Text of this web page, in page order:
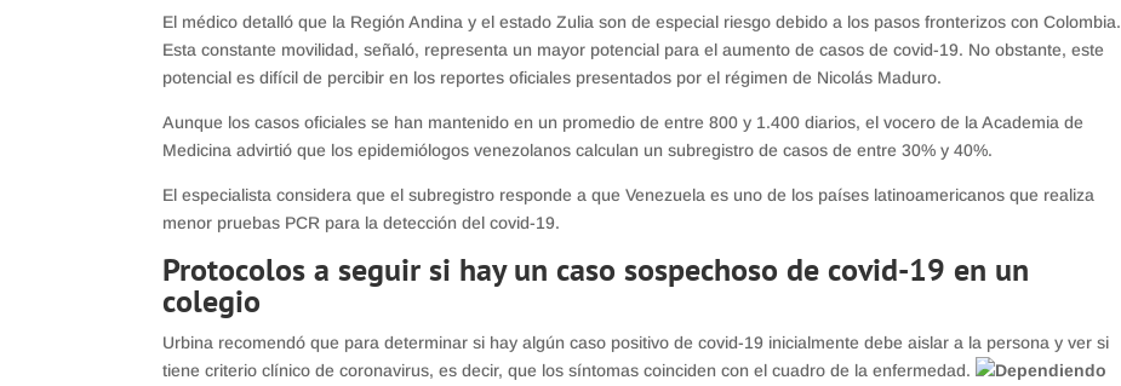
El médico detalló que la Región Andina y el estado Zulia son de especial riesgo debido a los pasos fronterizos con Colombia.
Esta constante movilidad, señaló, representa un mayor potencial para el aumento de casos de covid-19. No obstante, este
potencial es difícil de percibir en los reportes oficiales presentados por el régimen de Nicolás Maduro.
Aunque los casos oficiales se han mantenido en un promedio de entre 800 y 1.400 diarios, el vocero de la Academia de
Medicina advirtió que los epidemiólogos venezolanos calculan un subregistro de casos de entre 30% y 40%.
El especialista considera que el subregistro responde a que Venezuela es uno de los países latinoamericanos que realiza
menor pruebas PCR para la detección del covid-19.
Protocolos a seguir si hay un caso sospechoso de covid-19 en un
colegio
Urbina recomendó que para determinar si hay algún caso positivo de covid-19 inicialmente debe aislar a la persona y ver si
tiene criterio clínico de coronavirus, es decir, que los síntomas coinciden con el cuadro de la enfermedad.
Dependiendo